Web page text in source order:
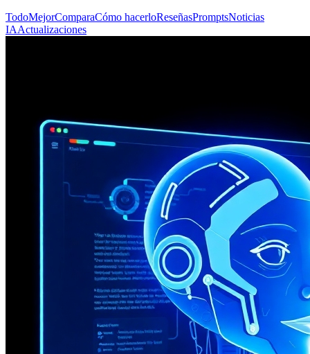
TodoMejorComparaCómo hacerloReseñasPromptsNoticias
IAActualizaciones